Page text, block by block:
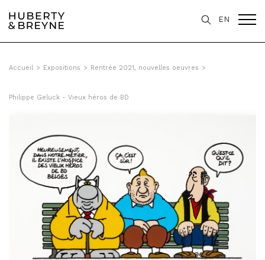
EN
Accueil > Expositions > Rentrée 2021, nouvelles oeuvres >
Philippe Geluck - Vieux héros de BD